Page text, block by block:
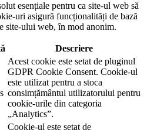
esențiale pentru ca site-ul web să
uri asigură funcționalități de bază
site-ului web, în mod anonim.
Descriere
Acest cookie este setat de pluginul
GDPR Cookie Consent. Cookie-ul
este utilizat pentru a stoca
consimțământul utilizatorului pentru
cookie-urile din categoria
„Analytics”.
Cookie-ul este setat de